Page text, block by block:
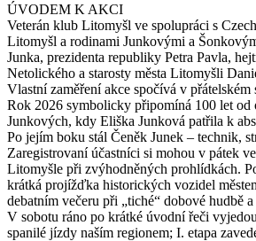
ÚVODEM K AKCI
Veterán klub Litomyšl ve spolupráci s
Litomyšl a rodinami Junkovými a
Junka, prezidenta republiky Petra Pavla,
Netolického a starosty města Litomyšli
Vlastní zaměření akce spočívá v
Rok 2026 symbolicky připomíná 100 let od
Junkových, kdy Eliška Junková patřila k
Po jejím boku stál Čeněk Junek – technik,
Zaregistrovaní účastníci si mohou v pátek
Litomyšle při zvýhodněných prohlídkách.
krátká projížďka historických vozidel
debatním večeru při „tiché“ dobové hudbě
V sobotu ráno po krátké úvodní řeči
spanilé jízdy naším regionem; I. etapa